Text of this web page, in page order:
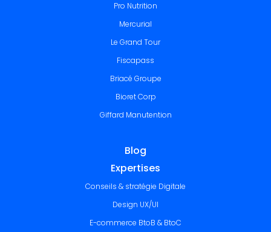
Pro Nutrition
Mercurial
Le Grand Tour
Fiscapass
Briacé Groupe
Bioret Corp
Giffard Manutention
Blog
Expertises
Conseils & stratégie Digitale
Design UX/UI
E-commerce BtoB & BtoC